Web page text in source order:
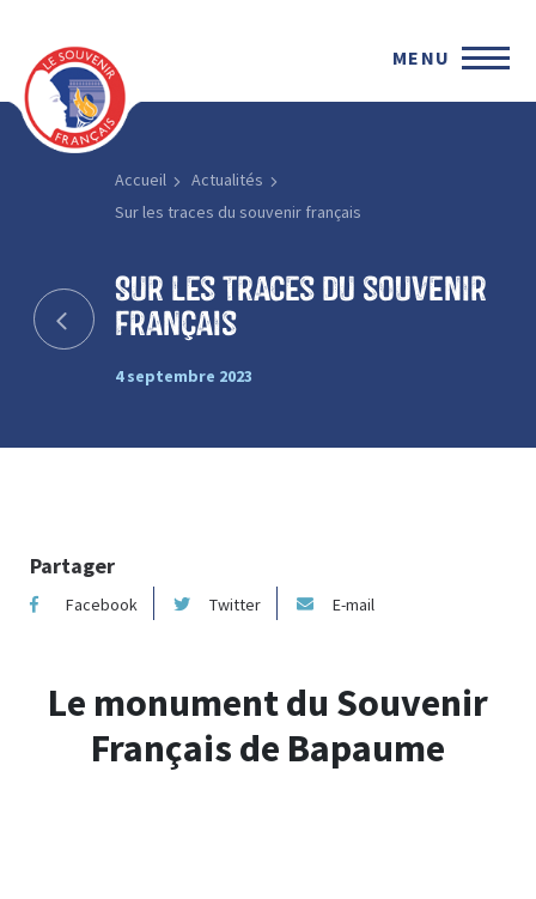
MENU
Accueil
Actualités
Sur les traces du souvenir français
Sur les traces du souvenir
français
4 septembre 2023
Partager
Facebook Twitter E-mail
Le monument du Souvenir
Français de Bapaume